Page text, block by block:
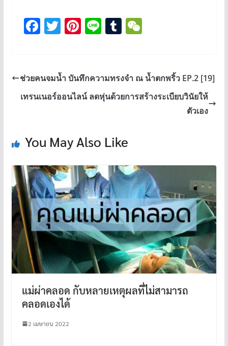
F
b
o
T
er
Pi
es
t
Li T
bl
r
W
h
at
ช่วยคนจมน้ำ บันทึกความทรงจำ ณ น้ำตกพริ้ว EP.2 [19]
เทรนเนอร์ออนไลน์ ลดหุ่นด้วยการสร้างระเบียบวินัยให้
ตัวเอง
You May Also Like
แม่ผ่าคลอด กับหลายเหตุผลที่ไม่สามารถ
คลอดเองได้
2 เมษายน 2022